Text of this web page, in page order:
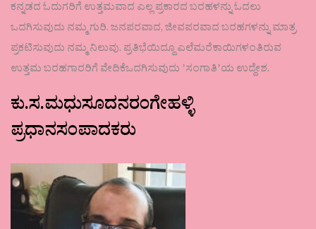
ಕನ್ನಡದ ಓದುಗರಿಗೆ ಉತ್ತಮವಾದ ಎಲ್ಲ ಪ್ರಕಾರದ ಬರಹಳನ್ನು ಓದಲು
ಒದಗಿಸುವುದು ನಮ್ಮ ಗುರಿ. ಜನಪರವಾದ, ಜೀವಪರವಾದ ಬರಹಗಳನ್ನು ಮಾತ್ರ
ಪ್ರಕಟಿಸುವುದು ನಮ್ಮ ನಿಲುವು. ಪ್ರತಿಭೆಯಿದ್ದೂ ಎಲೆಮರೆಕಾಯಿಗಳಂತಿರುವ
ಉತ್ತಮ ಬರಹಗಾರರಿಗೆ ವೇದಿಕೆಒದಗಿಸುವುದು ʼಸಂಗಾತಿʼಯ ಉದ್ದೇಶ.
ಕು.ಸ.ಮಧುಸೂದನರಂಗೇಹಳ್ಳಿ
ಪ್ರಧಾನಸಂಪಾದಕರು